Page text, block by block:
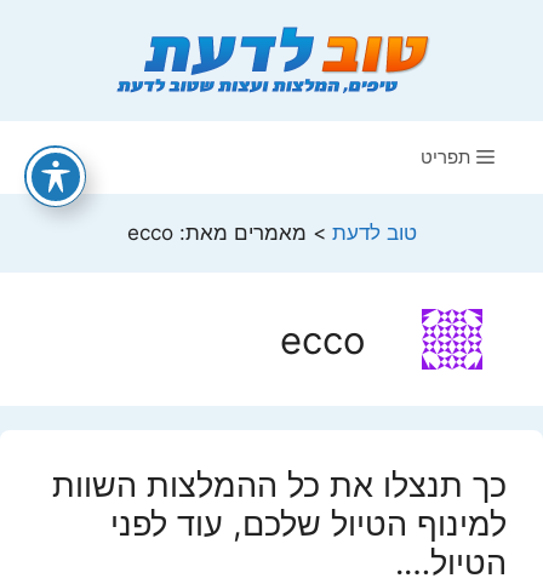
תפריט
טוב לדעת > מאמרים מאת: ecco
ecco
כך תנצלו את כל ההמלצות השוות
למינוף הטיול שלכם, עוד לפני
הטיול….